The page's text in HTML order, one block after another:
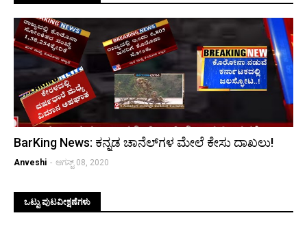
BarKing News: ಕನ್ನಡ ಚಾನೆಲ್‌ಗಳ ಮೇಲೆ ಕೇಸು ದಾಖಲು!
Anveshi - ಆಗಸ್ಟ್ 08, 2020
ಒಟ್ಟು ಪುಟವೀಕ್ಷಣೆಗಳು